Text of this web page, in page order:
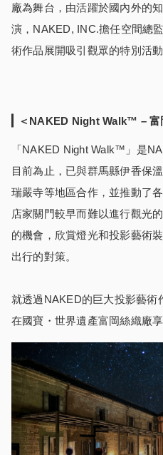
廠為舞台，由活躍於國內外的
演，NAKED, INC.擔任空間總
術作品展開吸引觀眾的特別活動
＜ NAKED Night Walk™ –富
「NAKED Night Walk™️」是
目前為止，已與群馬縣伊香保
瑞嚴寺等地區合作，並推動了
店家關門較早而難以進行觀光
的機會，欣賞燈光和投影藝術
出行的對策。
就透過NAKED的巨大投影藝術
在國寶・世界遺產富岡絲織廠享